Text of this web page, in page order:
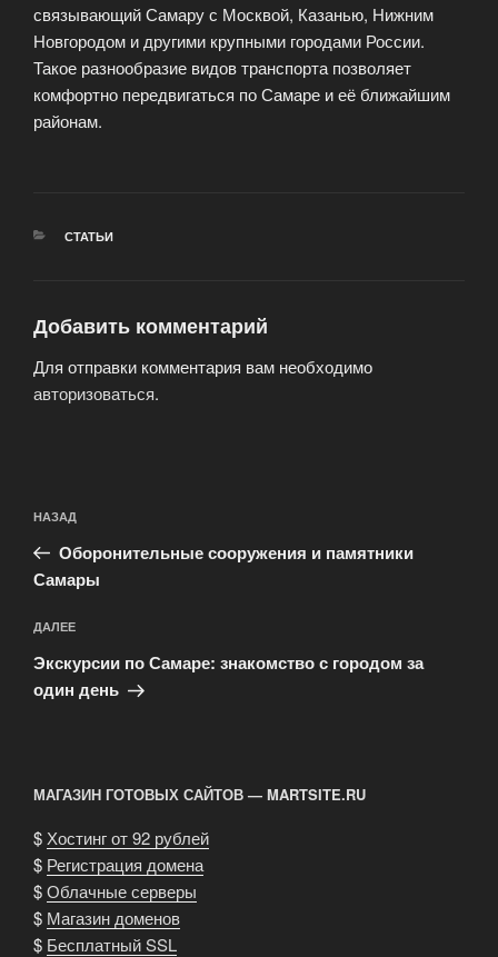
связывающий Самару с Москвой, Казанью, Нижним
Новгородом и другими крупными городами России.
Такое разнообразие видов транспорта позволяет
комфортно передвигаться по Самаре и её ближайшим
районам.
РУБРИКИ
СТАТЬИ
Добавить комментарий
Для отправки комментария вам необходимо
авторизоваться.
по
записям
Предыдущая
запись:
НАЗАД
Оборонительные сооружения и памятники
Самары
Следующая
запись
ДАЛЕЕ
Экскурсии по Самаре: знакомство с городом за
один день
МАГАЗИН ГОТОВЫХ САЙТОВ — MARTSITE.RU
$ Хостинг от 92 рублей
$ Регистрация домена
$Облачные серверы
$ Магазин доменов
$ Бесплатный SSL